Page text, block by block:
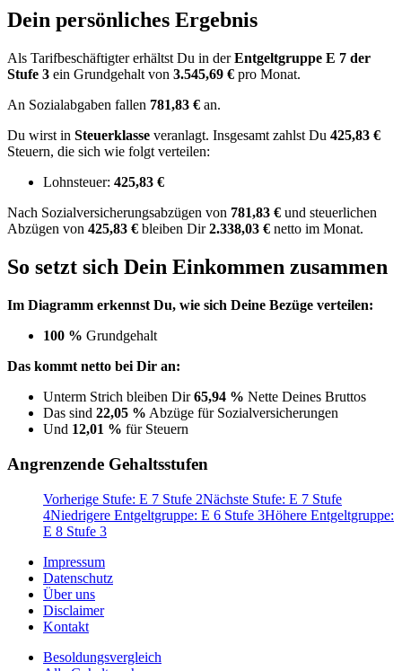
Dein persönliches Ergebnis
Als Tarifbeschäftigter erhältst Du in derEntgeltgruppe E 7 der
Stufe 3 ein Grundgehalt von 3.545,69 € pro Monat.
An Sozialabgaben fallen 781,83 € an.
Du wirst in Steuerklasse veranlagt. Insgesamt zahlst Du 425,83 €
Steuern, die sich wie folgt verteilen:
Lohnsteuer: 425,83 €
Nach Sozialversicherungsabzügen von 781,83 € und steuerlichen
Abzügen von 425,83 € bleiben Dir2.338,03 € netto im Monat.
So setzt sich Dein Einkommen zusammen
Im Diagramm erkennst Du, wie sich Deine Bezüge verteilen:
100 % Grundgehalt
Das kommt netto bei Dir an:
Unterm Strich bleiben Dir65,94 % Nette Deines Bruttos
Das sind 22,05 % Abzüge für Sozialversicherungen
Und 12,01 % für Steuern
Angrenzende Gehaltsstufen
Vorherige Stufe: E 7 Stufe 2Nächste Stufe: E 7 Stufe
4Niedrigere Entgeltgruppe: E 6 Stufe 3Höhere Entgeltgruppe:
E 8 Stufe 3
Impressum
Datenschutz
Über uns
Disclaimer
Kontakt
Besoldungsvergleich